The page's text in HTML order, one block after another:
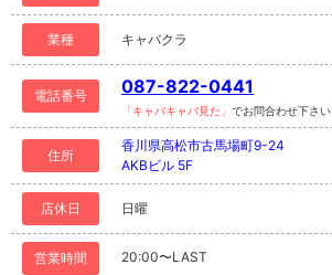
業種 キャバクラ
電話番号 087-822-0441
「キャバキャバ見た」 でお問合わせ下さい
住所
香川県高松市古馬場町9-24
AKBビル 5F
店休日 日曜
営業時間 20:00〜LAST